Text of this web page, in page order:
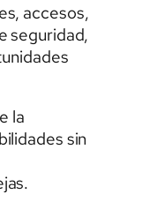
accesos,
seguridad,
la
sin